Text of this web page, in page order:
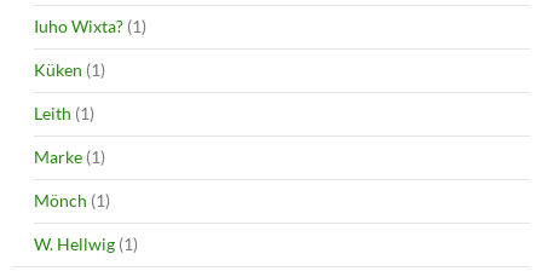
Iuho Wixta? (1)
Küken (1)
Leith (1)
Marke (1)
Mönch (1)
W. Hellwig (1)